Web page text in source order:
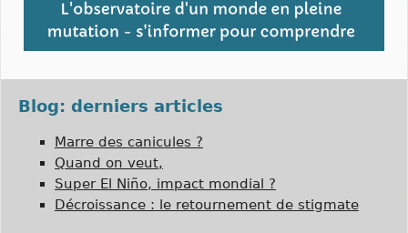
Blog: derniers articles
Marre des canicules ?
Quand on veut,
Super El Niño, impact mondial ?
Décroissance : le retournement de stigmate